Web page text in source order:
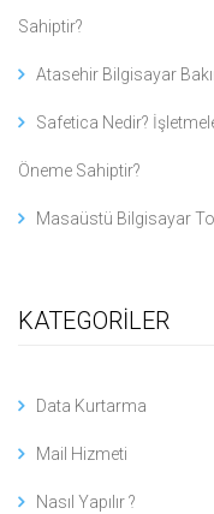
Sahiptir?
Atasehir Bilgisayar
Safetica Nedir?
Öneme Sahiptir?
Masaüstü Bilgisayar
KATEGORİLER
Data Kurtarma
Mail Hizmeti
Nasıl Yapılır ?